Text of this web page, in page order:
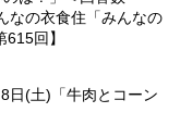
なの衣食住「みんなの
回】
日(土)「牛肉とコーン